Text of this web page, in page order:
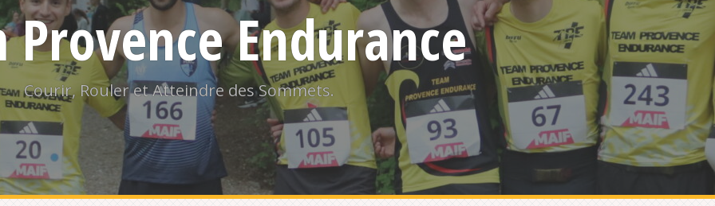
Provence Endurance
Courir, Rouler et Atteindre des Sommets.